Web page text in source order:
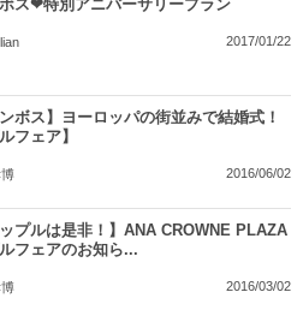
ス❤特別アニバーサリープラン
2017/01/22
ンボス】ヨーロッパの街並みで結婚式！
フェア】
2016/06/02
ップルは是非！】ANA CROWNE PLAZA
フェアのお知ら...
2016/03/02